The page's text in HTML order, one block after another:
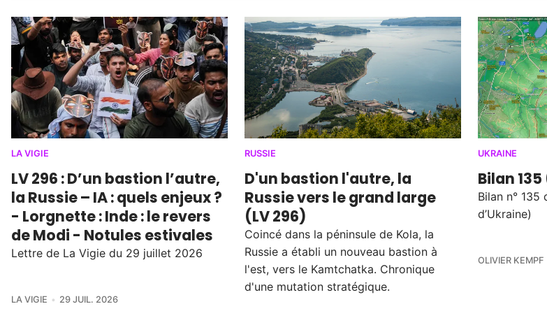
LA VIGIE
LV 296 : D’un bastion l’autre,
la Russie – IA : quels enjeux ?
- Lorgnette : Inde : le revers
de Modi - Notules estivales
Lettre de La Vigie du 29 juillet 2026
LA VIGIE 29 JUIL. 2026
RUSSIE
D'un bastion l'autre, la
Russie vers le grand large
(LV 296)
Coincé dans la péninsule de Kola, la
Russie a établi un nouveau bastion à
l'est, vers le Kamtchatka. Chronique
d'une mutation stratégique.
UKRAINE
Bilan
Bilan n°
d’Ukraine)
OLIVIER KEMPF